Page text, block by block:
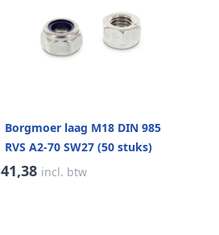
Borgmoer laag M18 DIN 985
RVS A2-70 SW27 (50 stuks)
41,38 incl. btw